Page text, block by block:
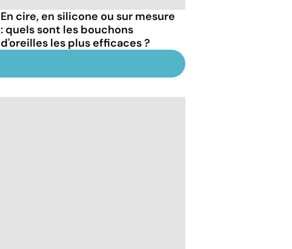
En cire, en silicone ou sur mesure
: quels sont les bouchons
d'oreilles les plus efficaces ?